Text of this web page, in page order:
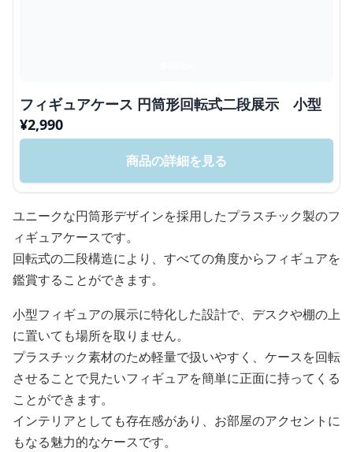
フィギュアケース 円筒形回転式二段展示 小型
¥2,990
商品の詳細を見る
ユニークな円筒形デザインを採用したプラスチック製のフ
ィギュアケースです。
回転式の二段構造により、すべての角度からフィギュアを
鑑賞することができます。
小型フィギュアの展示に特化した設計で、デスクや棚の上
に置いても場所を取りません。
プラスチック素材のため軽量で扱いやすく、ケースを回転
させることで見たいフィギュアを簡単に正面に持ってくる
ことができます。
インテリアとしても存在感があり、お部屋のアクセントに
もなる魅力的なケースです。